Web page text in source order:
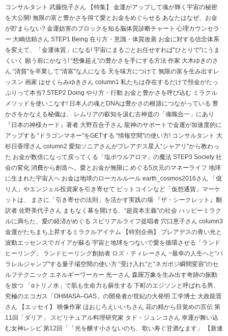
コンサルタント 武藤悦子さん 【特集】 金運がアップして魂が輝く宇宙の秘密
を大公開! 無限の富と豊かさを得て愛とお金をめぐらせる あなたはなぜ、お金
が貯まらない? 金運妨害のブロックを知る脳体質診断チャート 心理カウンセラ
ー 大嶋信頼さん STEP1 Being 在り方・意識・体質改善 お金に対する信念体系
を変えて、「金運体質」になる! 宇宙にまるごとお任せすれば“ひとりで"にうま
くいく 願う前にかなう! “想像超え"の豊かさを手にする方法 作家 大木ゆきのさ
ん “清貧"を卒業して“清富"な人になる 天を味方につけて 無限の富を生み出すレ
ッスン 画家 はせくらみゆきさん column1 私たちは存在するだけで預金がたっ
ぷりって本当? STEP2 Doing やり方・行動 お金と豊かさを呼び込む ミラクル
メソッドを使いこなす! 日本人の魂とDNAは豊かさの根源につながっている 豊
かさをかなえる秘儀は、 レムリアの叡知を汲む古神道の「魂魄合一」にあり
『日本の神様カード』著者 大野百合子さん 龍神のサポートで金運が加速度的に
アップする “ドラゴンマネー"をGETする “情報空間"の使い方! コンサルタント 大
杉日香理さん column2 愛知ソニアさんがプレアデス星人“シャアリ"から教わっ
た お金が数倍になって戻ってくる「塩ボウルアロマ」の魔法 STEP3 Society 社
会の変化 消費から創造へ。愛とお金が無限に めぐる5次元のマネーライフ 地球
に生まれた宇宙人へ お金は地球のローカルルール earth_cosmos2016さん 「億
り人」やエンジェル投資家を引き寄せて ビットコインなど「仮想通貨」マーケ
ットは、 まさに「引き寄せの法則」を活かす実践の場 『ザ・シークレット』翻
訳者 佐野美代子さん まもなく幕を開ける、“超資本主義"の社会 ハッピーミラク
ルに満ちた、愛の経済がめぐる スピリアルライフ提唱者 穴口恵子さん column3
金運がたちまち上昇するミラクルアイテム 【特別企画】 プレアデスの青い光と
波動エッセンスでガイアが蘇る 宇宙と地球をつないで愛を循環させる「ランド
ヒーリング」 ランドヒーリング創始者 ロズ・ティレーさん ~最幸の人生へと“パ
ラレルジャンプ"する量子場空間の使い方 “受け入れ"と“ネガポジ瞬間変容"のセ
ルフテクニック エネルギーワーカー 光一さん 森羅万象を生み出す奇跡の振動
を放つ 「αトリノ水」で肌も生命力も蘇生する 下町のエジソンと呼ばれる男、
究極のエコガス「OHMASA–GAS」の開発者が世紀の大発明 工学博士 大政龍晋
さん 【エッセイ】 映像作家 ほおじろえいいちさん 花の精から目覚めの言伝 第
11回「ダリア」 スピリチュアル料理研究家 タド・ジュンコさん 幸運が舞い込
む女神レシピ 第12回「「光を醸す小さないのち、歌い寿ぐ甘酒なます」 【新連